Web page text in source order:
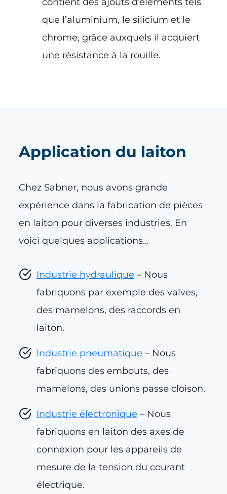
que l’aluminium, le silicium et le
chrome, grâce auxquels il acquiert
une résistance à la rouille.
Application du laiton
Chez Sabner, nous avons grande
expérience dans la fabrication de pièces
en laiton pour diverses industries. En
voici quelques applications…
Industrie hydraulique – Nous
fabriquons par exemple des valves,
des mamelons, des raccords en
laiton.
Industrie pneumatique – Nous
fabriquons des embouts, des
mamelons, des unions passe cloison.
Industrie électronique – Nous
fabriquons en laiton des axes de
connexion pour les appareils de
mesure de la tension du courant
électrique.